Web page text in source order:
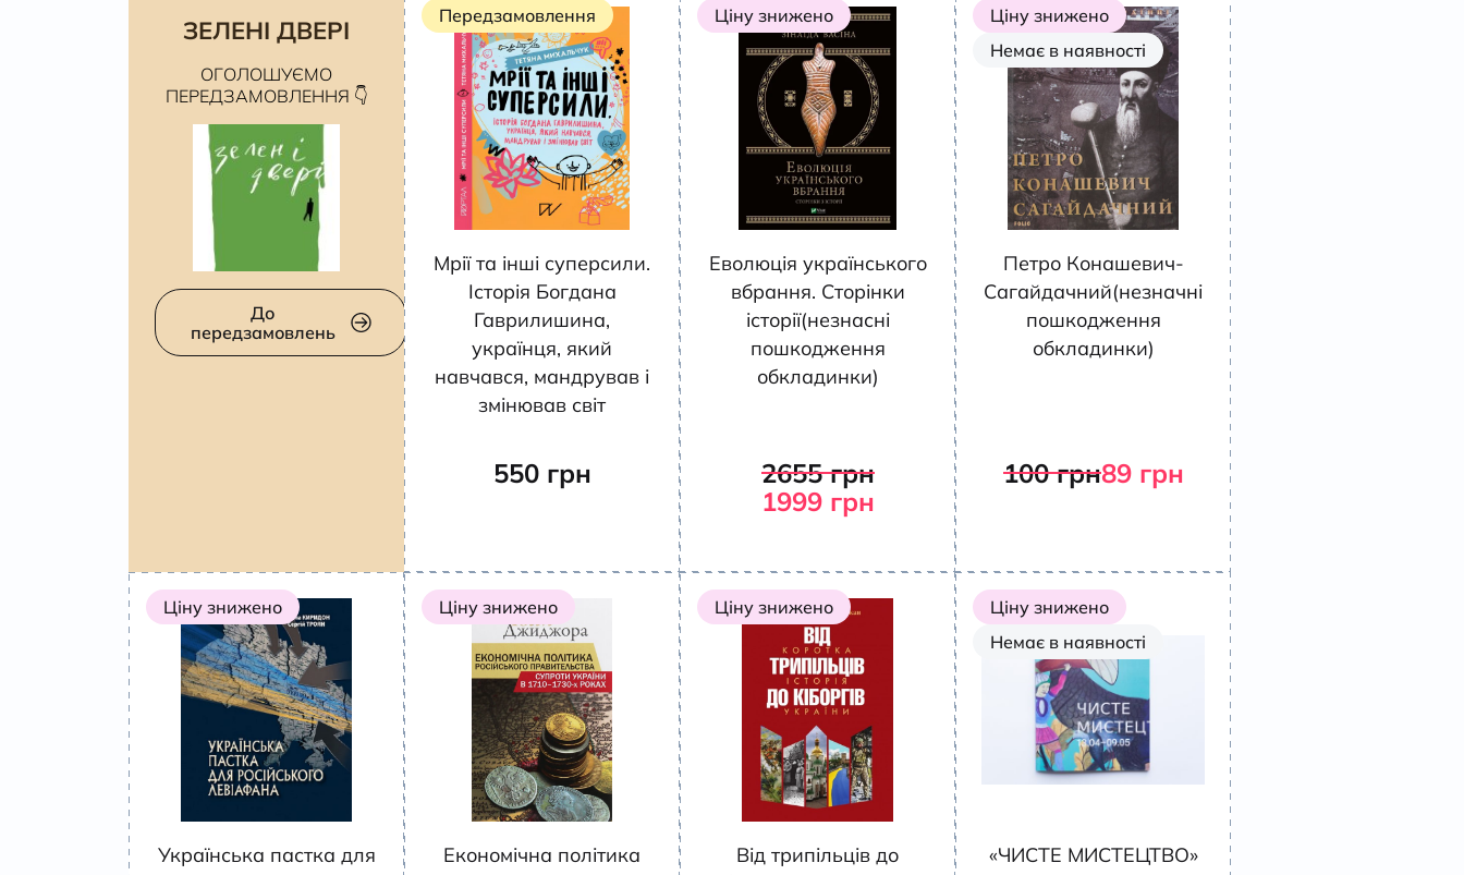
ЗЕЛЕНІ ДВЕРІ
ОГОЛОШУЄМО
ПЕРЕДЗАМОВЛЕННЯ 👇
До
передзамовлень
Передзамовлення
Мрії та інші суперсили.
Історія Богдана
Гаврилишина,
українця, який
навчався, мандрував і
змінював світ
550 грн
Ціну знижено
Еволюція українського
вбрання. Сторінки
історії(незнасні
пошкодження
обкладинки)
2655грн
1999 грн
Ціну знижено
Немає в наявності
Петро Конашевич-
Сагайдачний(незначні
пошкодження
обкладинки)
100грн89 грн
Ціну знижено
Українська пастка для
Ціну знижено
Економічна політика
Ціну знижено
Від трипільців до
Ціну знижено
Немає в наявності
«ЧИСТЕ МИСТЕЦТВО»